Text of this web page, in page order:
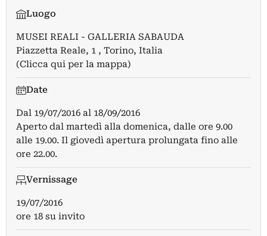
Luogo
MUSEI REALI - GALLERIA SABAUDA
Piazzetta Reale, 1 , Torino, Italia
(Clicca qui per la mappa)
Date
Dal 19/07/2016 al 18/09/2016
Aperto dal martedì alla domenica, dalle ore 9.00
alle 19.00. Il giovedì apertura prolungata fino alle
ore 22.00.
Vernissage
19/07/2016
ore 18 su invito